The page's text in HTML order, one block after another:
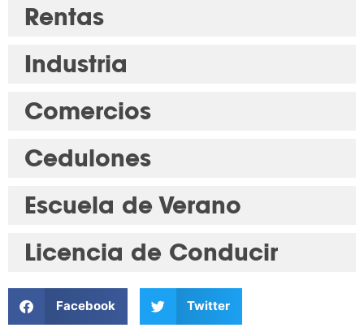
Rentas
Industria
Comercios
Cedulones
Escuela de Verano
Licencia de Conducir
Facebook Twitter